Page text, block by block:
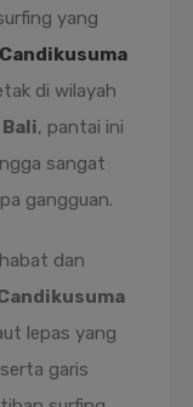
yang
di wilayah
, pantai ini
sangat
gangguan.
dan
lepas yang
garis